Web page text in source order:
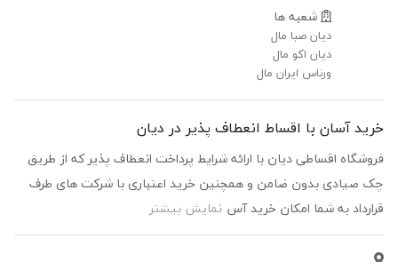
شعبه ها
دیان صبا مال
دیان اکو مال
ورناس ایران مال
آسان با اقساط انعطاف پذیر در دیان
اقساطی دیان با ارائه شرایط پرداخت انعطاف پذیر که از طریق
بدون ضامن و همچنین خرید اعتباری با شرکت های طرف
به شما امکان خرید آس نمایش بیشتر